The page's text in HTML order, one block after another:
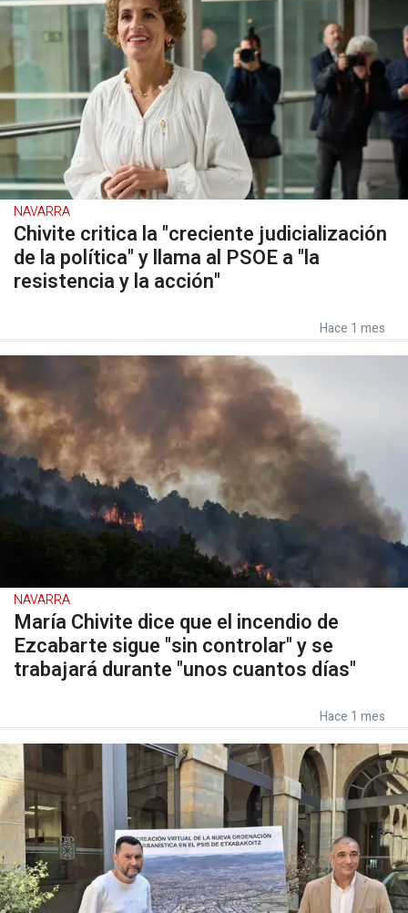
NAVARRA
Chivite critica la "creciente judicialización
de la política" y llama al PSOE a "la
resistencia y la acción"
Hace 1 mes
NAVARRA
María Chivite dice que el incendio de
Ezcabarte sigue "sin controlar" y se
trabajará durante "unos cuantos días"
Hace 1 mes